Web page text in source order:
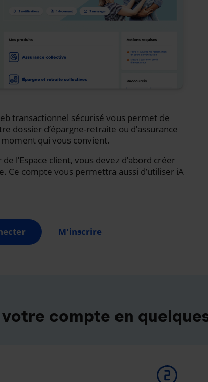
transactionnel sécurisé vous permet de
dossier d’épargne-retraite ou d’assurance
qui vous convient.
l’Espace client, vous devez d’abord créer
Ce compte vous permettra aussi d’utiliser iA
M'inscrire
compte en